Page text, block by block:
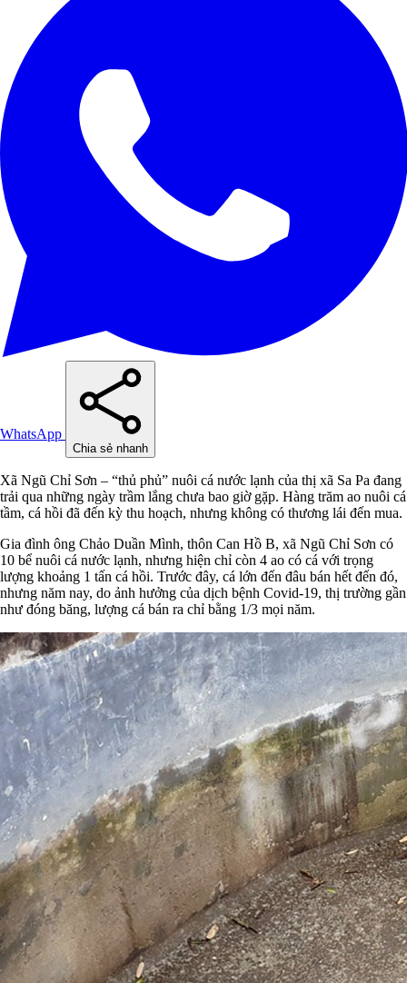
WhatsApp
Chia sẻ nhanh
Xã Ngũ Chỉ Sơn – “thủ phủ” nuôi cá nước lạnh của thị xã Sa Pa đang
trải qua những ngày trầm lắng chưa bao giờ gặp. Hàng trăm ao nuôi cá
tầm, cá hồi đã đến kỳ thu hoạch, nhưng không có thương lái đến mua.
Gia đình ông Chảo Duần Mình, thôn Can Hồ B, xã Ngũ Chỉ Sơn có
10 bể nuôi cá nước lạnh, nhưng hiện chỉ còn 4 ao có cá với trọng
lượng khoảng 1 tấn cá hồi. Trước đây, cá lớn đến đâu bán hết đến đó,
nhưng năm nay, do ảnh hưởng của dịch bệnh Covid-19, thị trường gần
như đóng băng, lượng cá bán ra chỉ bằng 1/3 mọi năm.